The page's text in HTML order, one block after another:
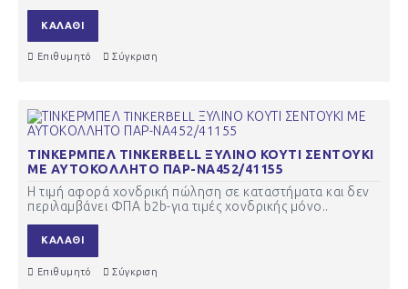
ΚΑΛΆΘΙ
Επιθυμητό Σύγκριση
ΤΙΝΚΕΡΜΠΕΛ TINKERBELL ΞΥΛΙΝΟ ΚΟΥΤΙ ΣΕΝΤΟΥΚΙ
ΜΕ ΑΥΤΟΚΟΛΛΗΤΟ ΠΑΡ-ΝΑ452/41155
Η τιμή αφορά χονδρική πώληση σε καταστήματα και δεν
περιλαμβάνει ΦΠΑ b2b-για τιμές χονδρικής μόνο..
ΚΑΛΆΘΙ
Επιθυμητό Σύγκριση